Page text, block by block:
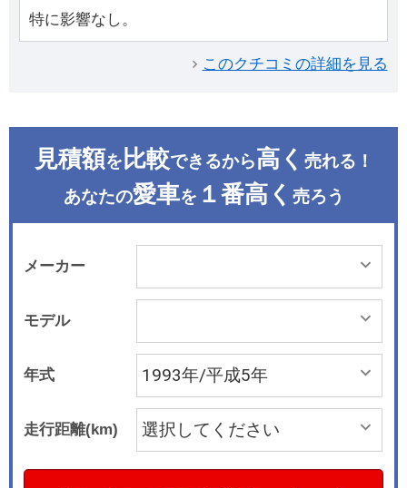
特に影響なし。
このクチコミの詳細を見る
見積額を 比較できるから高く 売れる！
あなたの愛車を １番高く 売ろう
メーカー
モデル
年式
走行距離(km)